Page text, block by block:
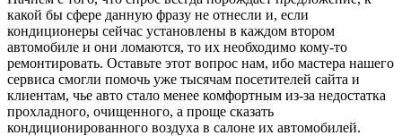
какой бы сфере данную фразу не отнесли и, если
кондиционеры сейчас установлены в каждом втором
автомобиле и они ломаются, то их необходимо кому-то
ремонтировать. Оставьте этот вопрос нам, ибо мастера нашего
сервиса смогли помочь уже тысячам посетителей сайта и
клиентам, чье авто стало менее комфортным из-за недостатка
прохладного, очищенного, а проще сказать
кондиционированного воздуха в салоне их автомобилей.